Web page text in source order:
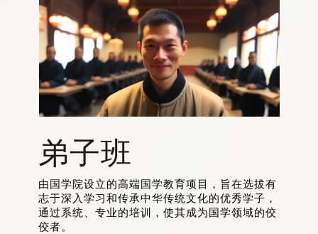
弟子班
由国学院设立的高端国学教育项目，旨在选拔有
志于深入学习和传承中华传统文化的优秀学子，
通过系统、专业的培训，使其成为国学领域的佼
佼者。